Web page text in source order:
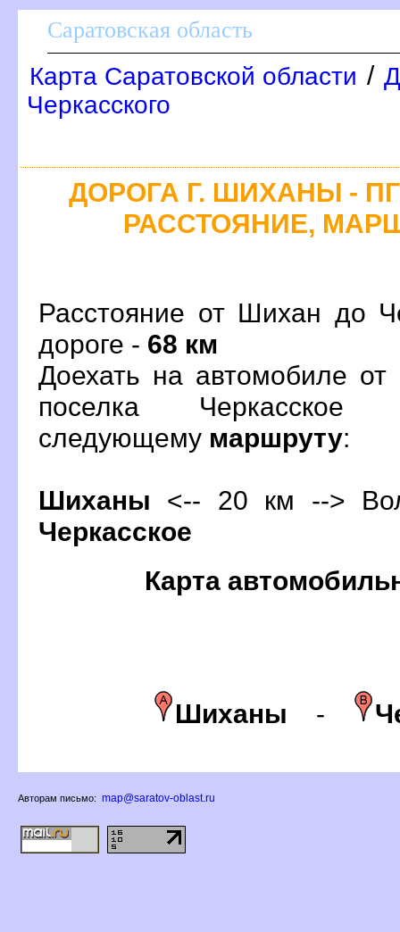
Саратовская область
Карта Саратовской области /
Черкасского
ДОРОГА Г. ШИХАНЫ -
РАССТОЯНИЕ,
Расстояние от Шихан до
дороге - 68 км
Доехать на автомобиле
поселка Черкасское
следующему маршруту:
Шиханы <-- 20 км -->
Черкасское
Карта
Шиханы -
Авторам письмо: map@saratov-oblast.ru